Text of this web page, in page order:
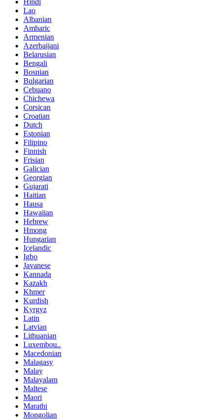
Hindi
Lao
Albanian
Amharic
Armenian
Azerbaijani
Belarusian
Bengali
Bosnian
Bulgarian
Cebuano
Chichewa
Corsican
Croatian
Dutch
Estonian
Filipino
Finnish
Frisian
Galician
Georgian
Gujarati
Haitian
Hausa
Hawaiian
Hebrew
Hmong
Hungarian
Icelandic
Igbo
Javanese
Kannada
Kazakh
Khmer
Kurdish
Kyrgyz
Latin
Latvian
Lithuanian
Luxembou..
Macedonian
Malagasy
Malay
Malayalam
Maltese
Maori
Marathi
Mongolian